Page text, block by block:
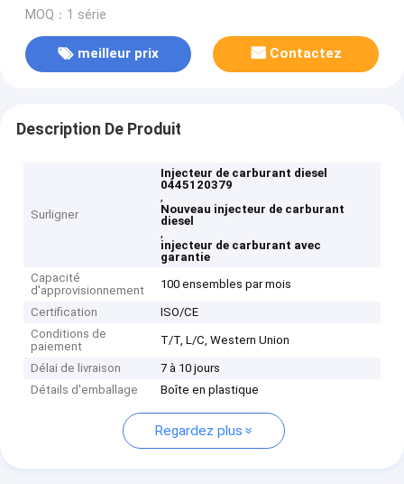
MOQ：1 série
meilleur prix Contactez
Description De Produit
Surligner
Injecteur de carburant diesel
0445120379
,
Nouveau injecteur de carburant
diesel
,
injecteur de carburant avec
garantie
Capacité
d'approvisionnement
100 ensembles par mois
Certification
ISO/CE
Conditions de
paiement
T/T, L/C, Western Union
Délai de livraison
7 à 10 jours
Détails d'emballage
Boîte en plastique
Regardez plus